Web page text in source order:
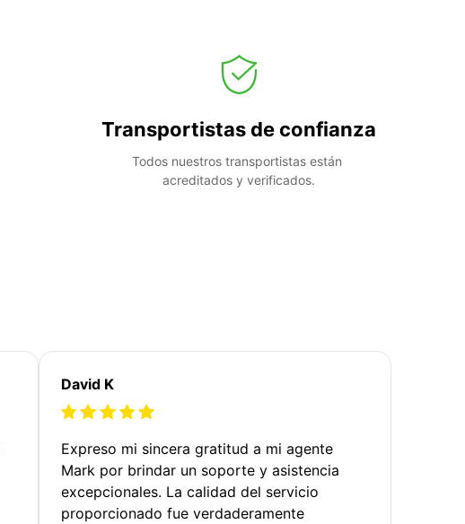
Transportistas de confianza
Todos nuestros transportistas están
acreditados y verificados.
David K
Expreso mi sincera gratitud a mi agente
Mark por brindar un soporte y asistencia
excepcionales. La calidad del servicio
proporcionado fue verdaderamente